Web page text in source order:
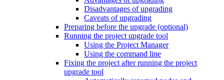
Disadvantages of upgrading
Caveats of upgrading
Preparing before the upgrade (optional)
Running the project upgrade tool
Using the Project Manager
Using the command line
Fixing the project after running the project
upgrade tool